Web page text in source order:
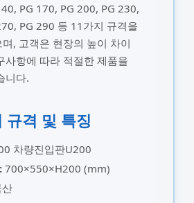
PG 170, PG 200, PG 230,
PG 290 등 11가지 규격을
, 고객은 현장의 높이 차이
사항에 따라 적절한 제품을
니다.
규격 및 특징
차량진입판U200
700×550×H200 (mm)